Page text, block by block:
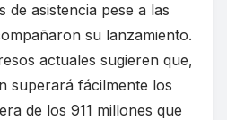
asistencia pese a las
su lanzamiento.
actuales sugieren que,
superará fácilmente los
de los 911 millones que